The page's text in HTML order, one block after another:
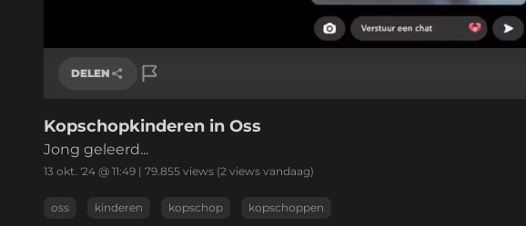
Geladen:
100.00%
DELEN
Link kopiëren
Kopschopkinderen in Oss
Jong geleerd...
13 okt. '24 @ 11:49 | 79.855 views (2 views vandaag)
oss kinderen kopschop kopschoppen